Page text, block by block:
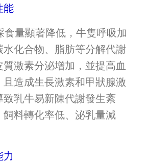
能
量顯著降低，牛隻呼吸加
化合物、脂肪等分解代謝
激素分泌增加，並提高血
且造成生長激素和甲狀腺激
乳牛易新陳代謝發生紊
料轉化率低、泌乳量減
力